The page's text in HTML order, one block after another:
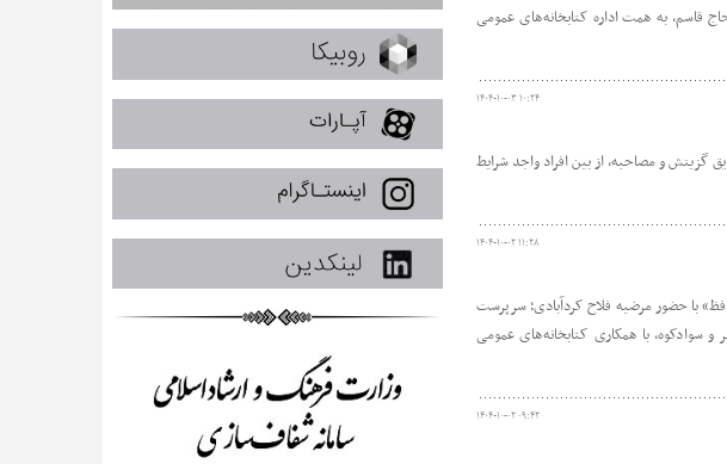
قاسم، به همت اداره کتابخانه‌های عمومی
۱۴۰۴-۱۰-۰۳ ۱۰:۲۴
گزینش و مصاحبه، از بین افراد واجد شرایط
۱۴۰۴-۱۰-۰۲ ۱۱:۲۸
با حضور مرضیه فلاح کردآبادی؛ سرپرست
و سوادکوه، با همکاری کتابخانه‌های عمومی
۱۴۰۴-۱۰-۰۲ ۰۹:۴۲